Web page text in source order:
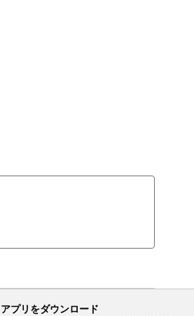
アプリをダウンロード